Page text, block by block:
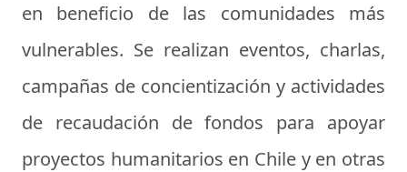
en beneficio de las comunidades más
vulnerables. Se realizan eventos, charlas,
campañas de concientización y actividades
de recaudación de fondos para apoyar
proyectos humanitarios en Chile y en otras